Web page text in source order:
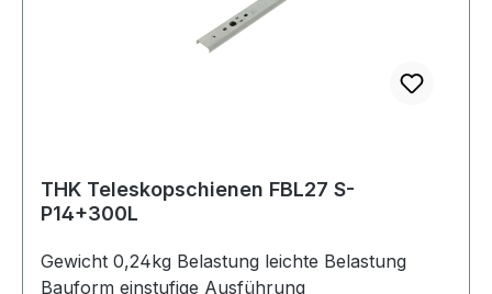
THK Teleskopschienen FBL27 S-
P14+300L
Gewicht 0,24kg Belastung leichte Belastung
Bauform einstufige Ausführung